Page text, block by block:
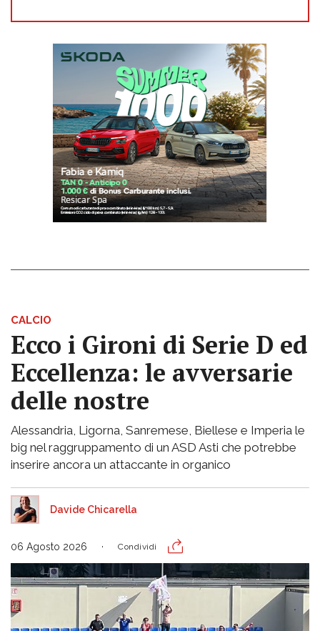
CALCIO
Ecco i Gironi di Serie D ed
Eccellenza: le avversarie
delle nostre
Alessandria, Ligorna, Sanremese, Biellese e Imperia le
big nel raggruppamento di un ASD Asti che potrebbe
inserire ancora un attaccante in organico
Davide Chicarella
06 Agosto 2026 Condividi